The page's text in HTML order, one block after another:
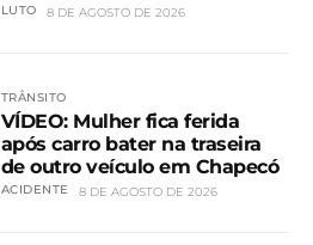
LUTO 8 DE AGOSTO DE 2026
TRÂNSITO
VÍDEO: Mulher fica ferida
após carro bater na traseira
de outro veículo em Chapecó
ACIDENTE 8 DE AGOSTO DE 2026